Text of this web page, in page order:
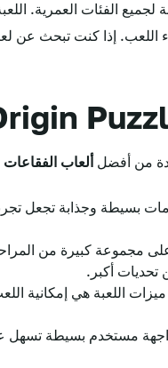
الفئات العمرية.
اللعب. إذا كنت تبحث
من أفضل ألعاب الفقاعات
بسيطة وجذابة تجعل
مجموعة كبيرة من
تحديات أكبر.
اللعبة هي إمكانية
مستخدم بسيطة تسهل